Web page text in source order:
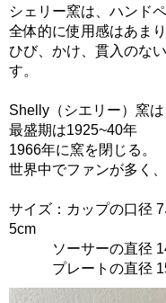
シェリー窯は、ハンド
全体的に使用感はあま
ひび、かけ、貫入のな
す。
Shelly（シエリー）窯は
最盛期は1925~40年
1966年に窯を閉じる。
世界中でファンが多く
サイズ：カップの口径
5cm
ソーサーの直径
プレートの直径